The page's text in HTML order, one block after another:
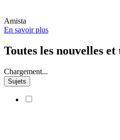
Amista
En savoir plus
Toutes les nouvelles et
Chargement...
Sujets